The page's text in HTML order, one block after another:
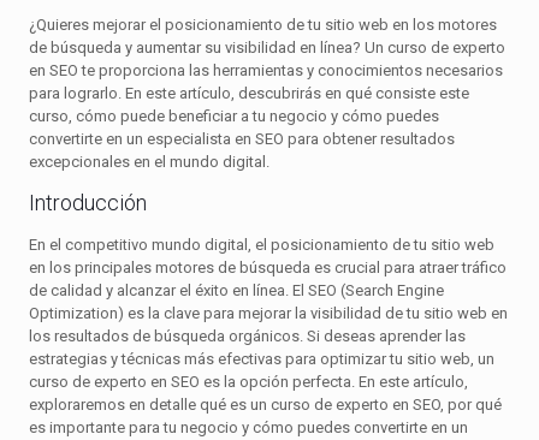
¿Quieres mejorar el posicionamiento de tu sitio web en los motores
de búsqueda y aumentar su visibilidad en línea? Un curso de experto
en SEO te proporciona las herramientas y conocimientos necesarios
para lograrlo. En este artículo, descubrirás en qué consiste este
curso, cómo puede beneficiar a tu negocio y cómo puedes
convertirte en un especialista en SEO para obtener resultados
excepcionales en el mundo digital.
Introducción
En el competitivo mundo digital, el posicionamiento de tu sitio web
en los principales motores de búsqueda es crucial para atraer tráfico
de calidad y alcanzar el éxito en línea. El SEO (Search Engine
Optimization) es la clave para mejorar la visibilidad de tu sitio web en
los resultados de búsqueda orgánicos. Si deseas aprender las
estrategias y técnicas más efectivas para optimizar tu sitio web, un
curso de experto en SEO es la opción perfecta. En este artículo,
exploraremos en detalle qué es un curso de experto en SEO, por qué
es importante para tu negocio y cómo puedes convertirte en un